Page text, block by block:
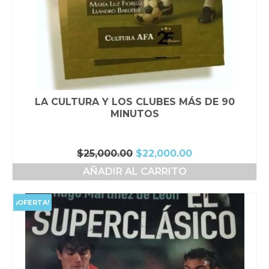
LA CULTURA Y LOS CLUBES MÁS DE 90
MINUTOS
$25,000.00 El
precio
original
$25,000.00.
$22,000.00El
precio
$22,000.00.
AÑADIR AL CARRITO
¡OFERTA!